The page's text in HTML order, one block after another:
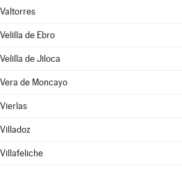
Valtorres
Velilla de Ebro
Velilla de Jiloca
Vera de Moncayo
Vierlas
Villadoz
Villafeliche